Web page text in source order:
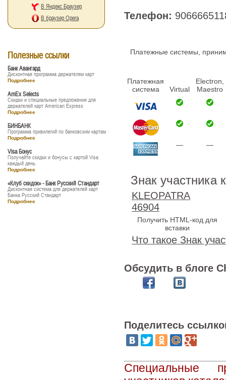
В Яндекс.Браузер
В браузер Opera
Полезные ссылки
Банк Авангард
Дисконтная программа держателям карт
Подробнее
AmEx Selects
Скидки и специальные предложения для
держателей карт American Express
Подробнее
БИНБАНК
Программа привилегий по банковским картам
Подробнее
Visa Бонус
Получайте скидки и бонусы с картой Visa
каждый день.
Подробнее
«Клуб скидок» - Банк Русский Стандарт
Дисконтная система для держателей карт
Банка Русский Стандарт
Подробнее
Телефон:
Платежные системы,
Платежная
система
Virtual
Electron,
Maestro
— —
Знак участника
KLEOPATRA
46904
Получить HTML-код для
вставки
Что такое Знак
Обсудить в блоге
Поделитесь
Специальные